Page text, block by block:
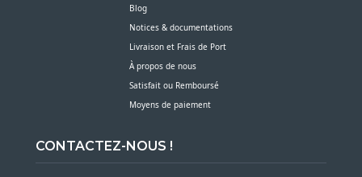
Blog
Notices & documentations
Livraison et Frais de Port
À propos de nous
Satisfait ou Remboursé
Moyens de paiement
CONTACTEZ-NOUS !